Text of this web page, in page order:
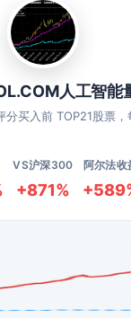
人工智能
分买入前 TOP21股票
VS沪深300
+871%
阿尔法收